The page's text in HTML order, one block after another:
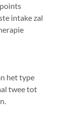
intake zal
het type
twee tot